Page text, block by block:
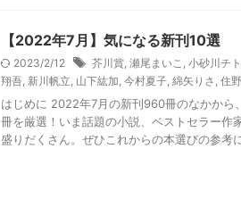
【2022年7月】気になる新刊10選
2023/2/12 芥川賞, 瀬尾まいこ , 小砂川チト
翔吾, 新川帆立, 山下紘加, 今村夏子, 綿矢りさ , 住
はじめに 2022年7月の新刊960冊のなかから
冊を厳選！いま話題の小説、ベストセラー作
盛りだくさん。ぜひこれからの本選びの参考